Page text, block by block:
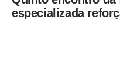
especializada